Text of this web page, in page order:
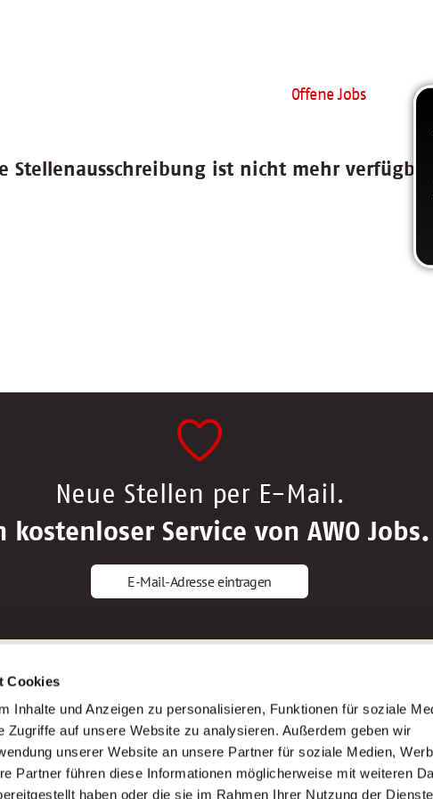
Cookies
Inhalte und Anzeigen zu personalisieren, Funktionen für soziale
Zugriffe auf unsere Website zu analysieren. Außerdem geben wir
unserer Website an unsere Partner für soziale Medien,
Partner führen diese Informationen möglicherweise mit weiteren
haben oder die sie im Rahmen Ihrer Nutzung der Dienste
Offene Jobs
Stellenausschreibung ist nicht mehr verfügbar.
Neue Stellen per E-Mail.
kostenloser Service von AWO Jobs.
E-Mail-Adresse eintragen
Altenpfleger*in
Krankenpfleger*in
Altenpflegehelfer*in
Erzieher*in
AWO Gliederungen nach Bundesland
Stellenangebote nach Bundesländern
Sitemap
Impressum
Datenschutz